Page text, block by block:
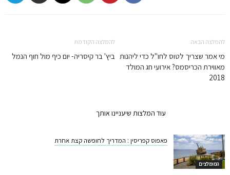
להמלצה הקודמת
ביץ' בר קיסריה- יום כיף מול חוף הנמל
להמלצה הבאה
מי אמר שצריך לטוס לחו"ל כדי ליהנות
מאווירת הכריסמס? אירועי חג המולד
2018
עוד המלצות שיעניינו אותך
המומלצים
פאפוס קפריסין : המדריך לחופשה קצת אחרת